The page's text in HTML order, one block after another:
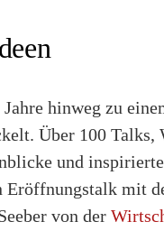
hinweg zu
Über 100 Talks,
und
mit
von der